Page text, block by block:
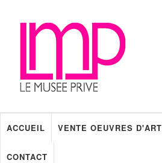
ACCUEIL VENTE OEUVRES D'ART
CONTACT